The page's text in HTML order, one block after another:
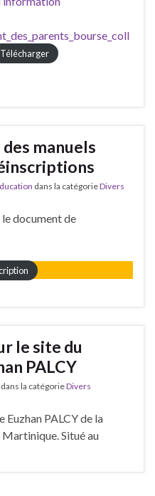
Télécharger
manuels
dans la catégorieDivers
document de
le site du
PALCY
dans la catégorieDivers
Euzhan PALCY de la
Situé au